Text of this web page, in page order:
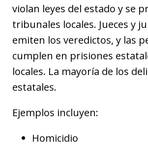
violan leyes del estado y se
tribunales locales. Jueces y
emiten los veredictos, y las
cumplen en prisiones
locales. La mayoría de los
estatales.
Ejemplos incluyen:
Homicidio